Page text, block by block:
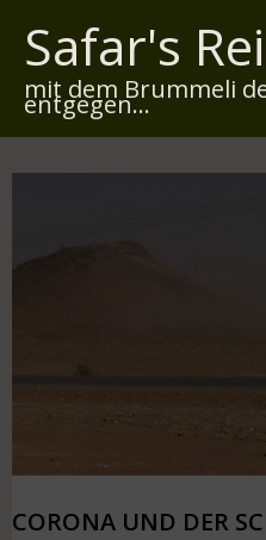
Safar's
mit dem Brummeli
entgegen...
Impressum
CORONA UND DER